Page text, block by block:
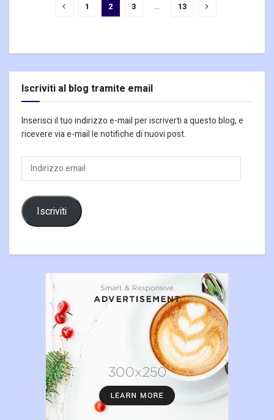
1 2 3 … 13
Iscriviti al blog tramite email
Inserisci il tuo indirizzo e-mail per iscriverti a questo blog, e
ricevere via e-mail le notifiche di nuovi post.
Indirizzo
email
Iscriviti